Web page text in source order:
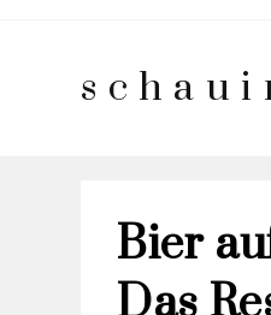
Bier